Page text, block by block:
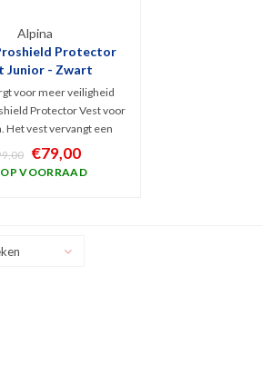
Alpina
Protector
Junior - Zwart
voor meer veiligheid
Protector Vest voor
Het vest vervangt een
is ademend en
om te dragen en
de ruggengraat tegen
€79,00
OP VOORRAAD